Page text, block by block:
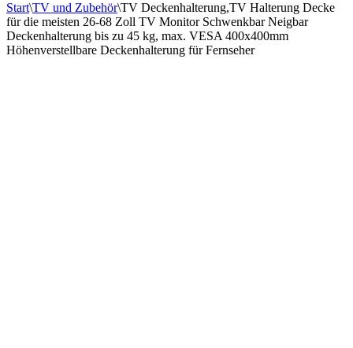
Start\TV und Zubehör\TV Deckenhalterung,TV Halterung Decke
für die meisten 26-68 Zoll TV Monitor Schwenkbar Neigbar
Deckenhalterung bis zu 45 kg, max. VESA 400x400mm
Höhenverstellbare Deckenhalterung für Fernseher